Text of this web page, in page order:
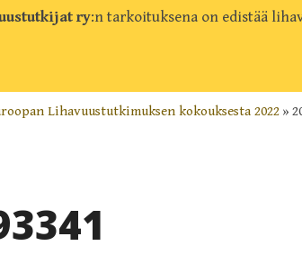
ry:n tarkoituksena on edistää
Lihavuustutkimuksen kokouksesta 2022 »